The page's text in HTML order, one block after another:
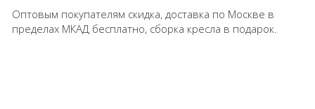
Оптовым покупателям скидка, доставка по Москве в
пределах МКАД бесплатно, сборка кресла в подарок.